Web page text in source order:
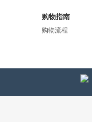
购物指南
购物流程